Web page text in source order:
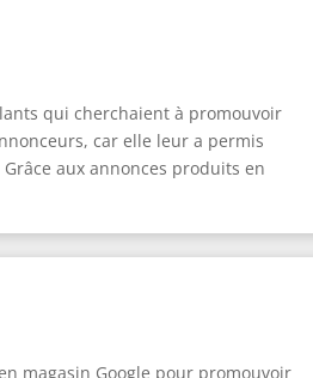
qui cherchaient à promouvoir
car elle leur a permis
aux annonces produits en
magasin Google pour promouvoir